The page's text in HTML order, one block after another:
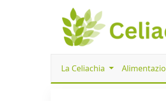
La Celiachia